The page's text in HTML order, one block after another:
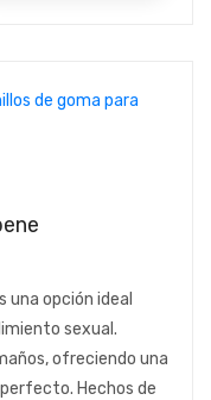
una opción ideal
sexual.
ofreciendo una
Hechos de